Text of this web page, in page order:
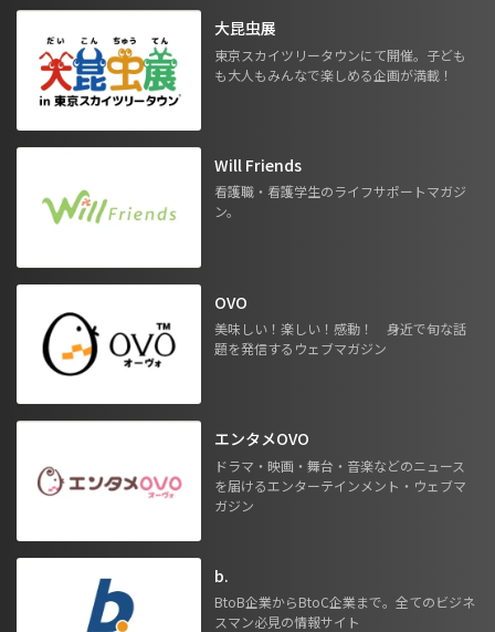
大昆虫展
東京スカイツリータウンにて開催。子ども
も大人もみんなで楽しめる企画が満載！
Will Friends
看護職・看護学生のライフサポートマガジ
ン。
OVO
美味しい！楽しい！感動！ 身近で旬な話
題を発信するウェブマガジン
エンタメOVO
ドラマ・映画・舞台・音楽などのニュース
を届けるエンターテインメント・ウェブマ
ガジン
b.
BtoB企業からBtoC企業まで。全てのビジネ
スマン必見の情報サイト